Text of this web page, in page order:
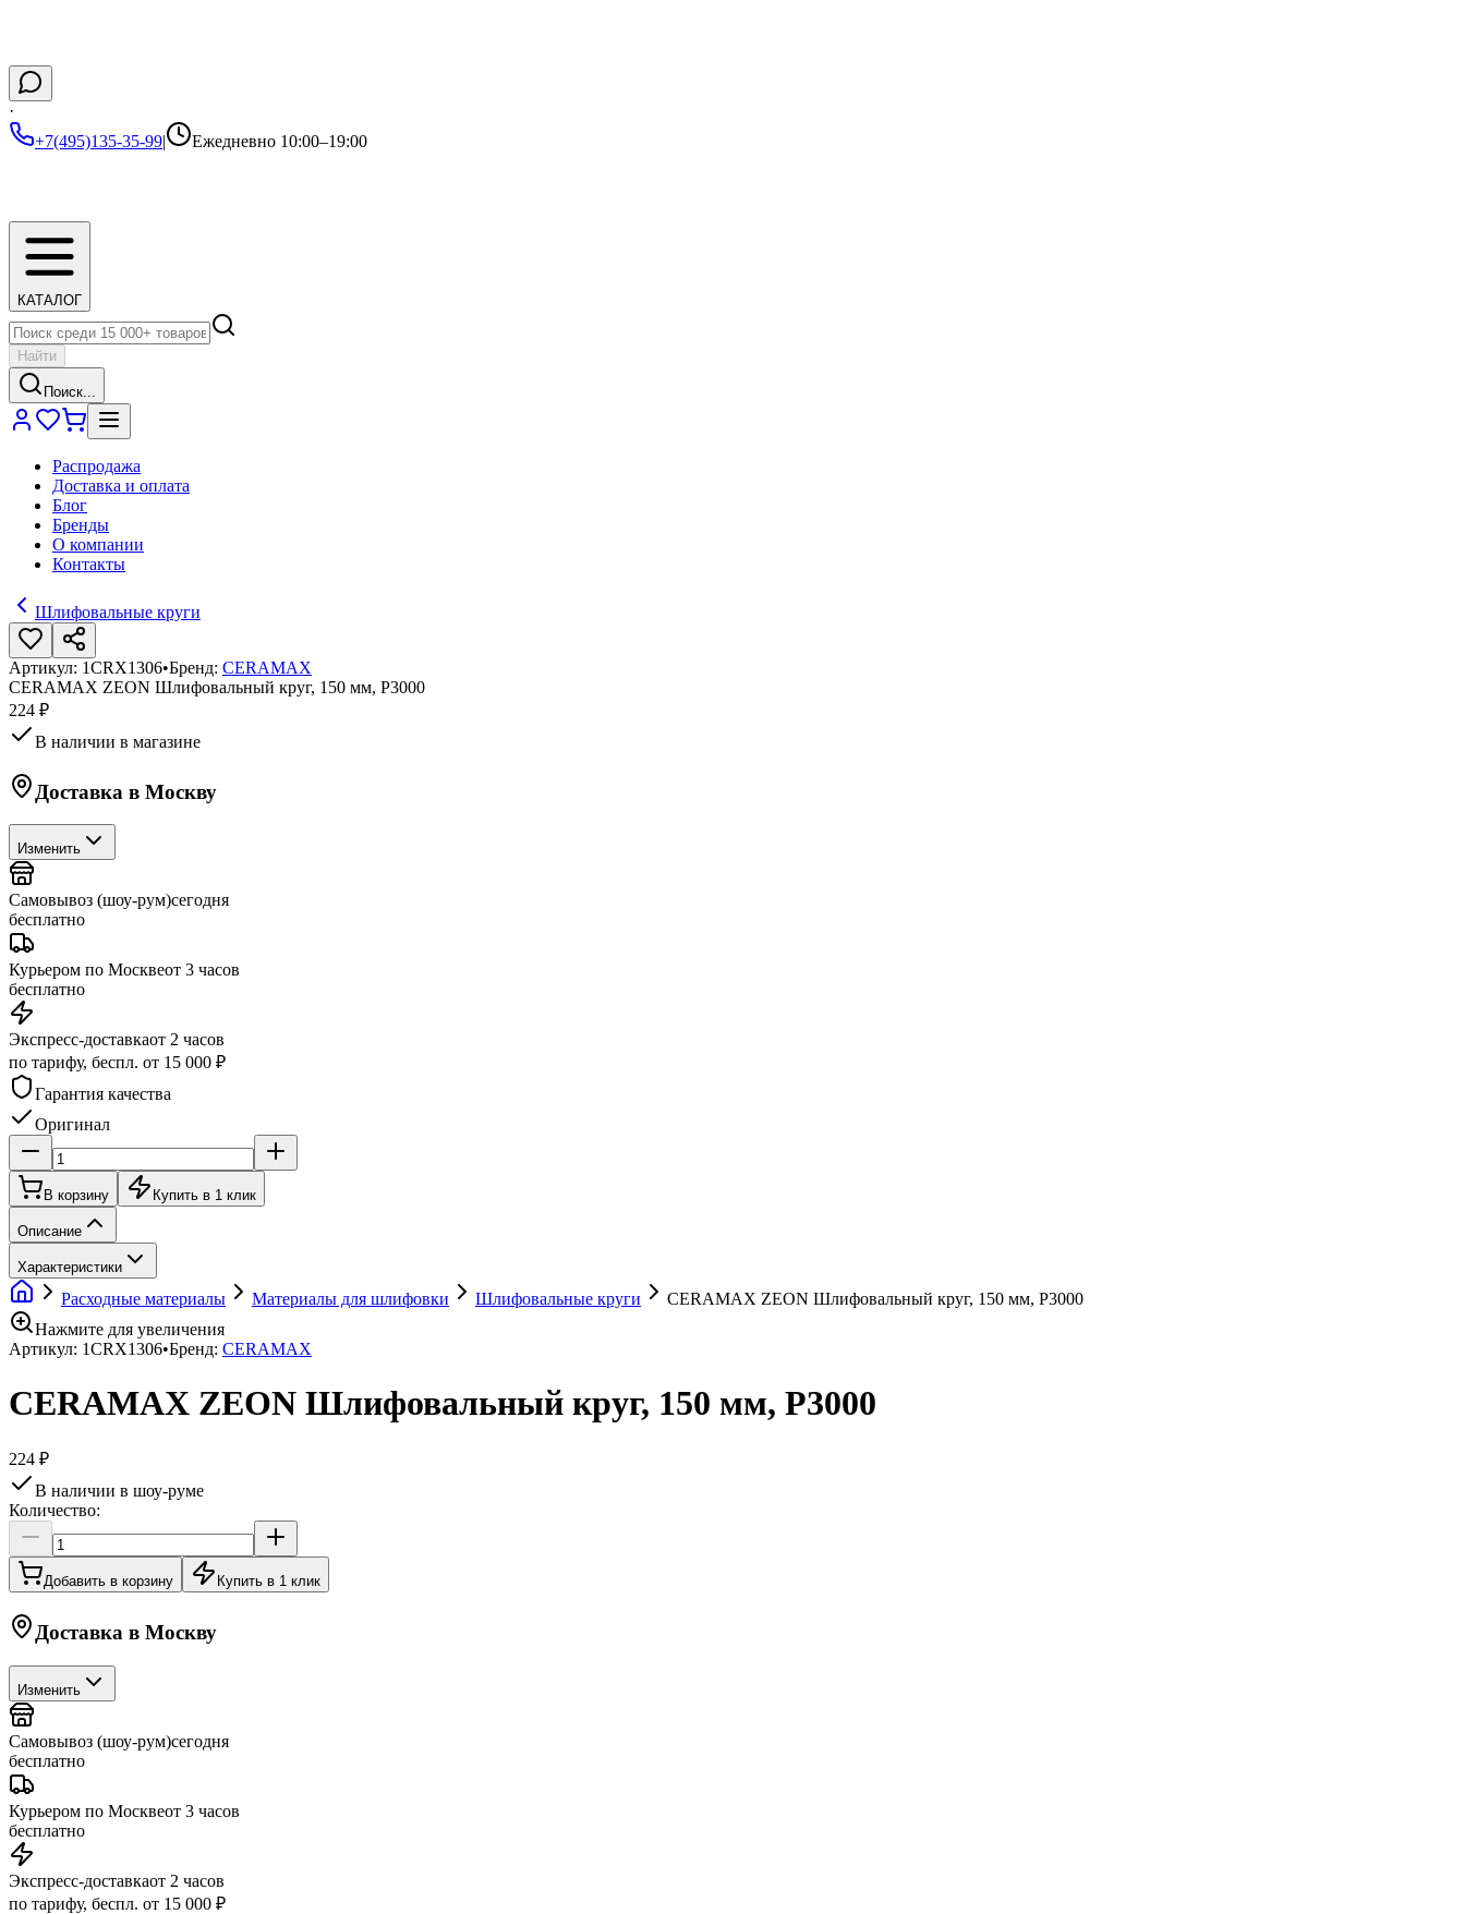
·
+7(495)135-35-99| Ежедневно 10:00–19:00
КАТАЛОГ
Найти
Поиск...
Распродажа
Доставка и оплата
Блог
Бренды
О компании
Контакты
Шлифовальные круги
Артикул: 1CRX1306•Бренд: CERAMAX
CERAMAX ZEON Шлифовальный круг, 150 мм, P3000
224 ₽
В наличии в магазине
Доставка в Москву
Изменить
Самовывоз (шоу-рум)сегодня
бесплатно
Курьером по Москвеот 3 часов
бесплатно
Экспресс-доставкаот 2 часов
по тарифу, беспл. от 15 000 ₽
Гарантия качества
Оригинал
В корзину Купить в 1 клик
Описание
Характеристики
Расходные материалы Материалы для шлифовки Шлифовальные круги
CERAMAX ZEON Шлифовальный круг, 150 мм, P3000
Нажмите для увеличения
Артикул: 1CRX1306•Бренд: CERAMAX
CERAMAX ZEON Шлифовальный круг, 150 мм, P3000
224 ₽
В наличии в шоу-руме
Количество:
Добавить в корзину Купить в 1 клик
Доставка в Москву
Изменить
Самовывоз (шоу-рум)сегодня
бесплатно
Курьером по Москвеот 3 часов
бесплатно
Экспресс-доставкаот 2 часов
по тарифу, беспл. от 15 000 ₽